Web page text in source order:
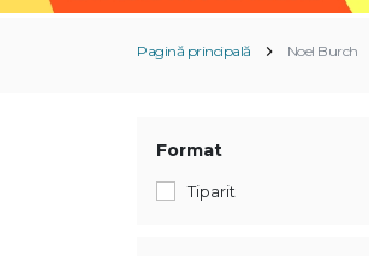
Pagină principală Noel Burch
Format
Tiparit